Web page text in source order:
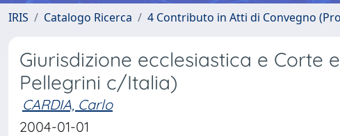
IRIS Catalogo Ricerca 4 Contributo in Atti di Convegno
Giurisdizione ecclesiastica e Corte
Pellegrini c/Italia)
CARDIA, Carlo
2004-01-01